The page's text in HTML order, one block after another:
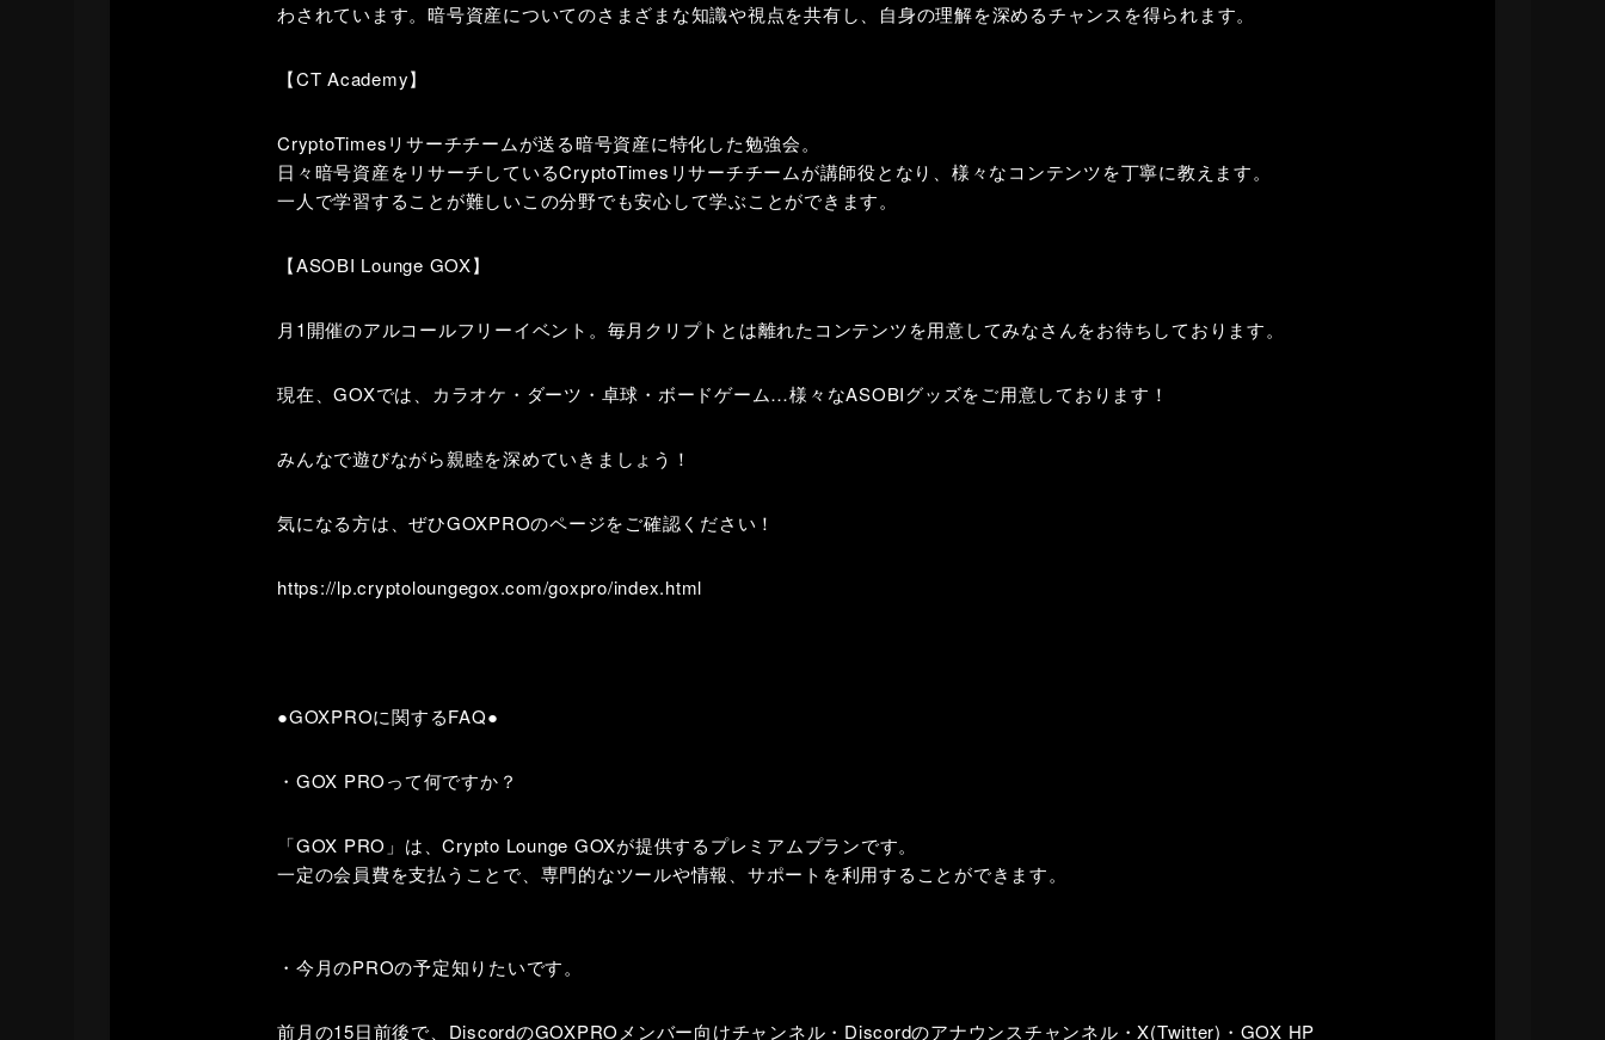
わされています。暗号資産についてのさまざまな知識や視点を共有し、自身の理解を深めるチャンスを得られます。
【CT Academy】
CryptoTimesリサーチチームが送る暗号資産に特化した勉強会。
日々暗号資産をリサーチしているCryptoTimesリサーチチームが講師役となり、様々なコンテンツを丁寧に教えます。
一人で学習することが難しいこの分野でも安心して学ぶことができます。
【ASOBI Lounge GOX】
月1開催のアルコールフリーイベント。毎月クリプトとは離れたコンテンツを用意してみなさんをお待ちしております。
現在、GOXでは、カラオケ・ダーツ・卓球・ボードゲーム…様々なASOBIグッズをご用意しております！
みんなで遊びながら親睦を深めていきましょう！
気になる方は、ぜひGOXPROのページをご確認ください！
https://lp.cryptoloungegox.com/goxpro/index.html
●GOXPROに関するFAQ●
・GOX PROって何ですか？
「GOX PRO」は、Crypto Lounge GOXが提供するプレミアムプランです。
一定の会員費を支払うことで、専門的なツールや情報、サポートを利用することができます。
・今月のPROの予定知りたいです。
前月の15日前後で、DiscordのGOXPROメンバー向けチャンネル・Discordのアナウンスチャンネル・X(Twitter)・GOX HP